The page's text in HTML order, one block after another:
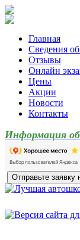
Главная
Сведения
Отзывы
Онлайн
Цены
Акции
Новости
Контакты
Информация